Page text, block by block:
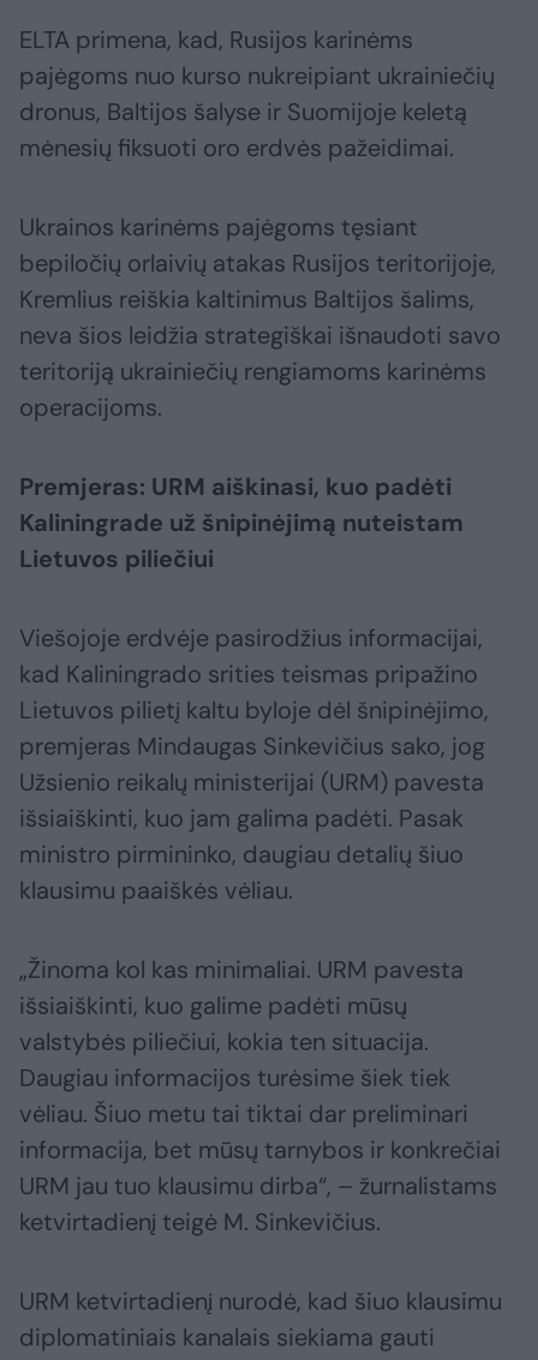
ELTA primena, kad, Rusijos karinėms
pajėgoms nuo kurso nukreipiant ukrainiečių
dronus, Baltijos šalyse ir Suomijoje keletą
mėnesių fiksuoti oro erdvės pažeidimai.
Ukrainos karinėms pajėgoms tęsiant
bepiločių orlaivių atakas Rusijos teritorijoje,
Kremlius reiškia kaltinimus Baltijos šalims,
neva šios leidžia strategiškai išnaudoti savo
teritoriją ukrainiečių rengiamoms karinėms
operacijoms.
Premjeras: URM aiškinasi, kuo padėti
Kaliningrade už šnipinėjimą nuteistam
Lietuvos piliečiui
Viešojoje erdvėje pasirodžius informacijai,
kad Kaliningrado srities teismas pripažino
Lietuvos pilietį kaltu byloje dėl šnipinėjimo,
premjeras Mindaugas Sinkevičius sako, jog
Užsienio reikalų ministerijai (URM) pavesta
išsiaiškinti, kuo jam galima padėti. Pasak
ministro pirmininko, daugiau detalių šiuo
klausimu paaiškės vėliau.
„Žinoma kol kas minimaliai. URM pavesta
išsiaiškinti, kuo galime padėti mūsų
valstybės piliečiui, kokia ten situacija.
Daugiau informacijos turėsime šiek tiek
vėliau. Šiuo metu tai tiktai dar preliminari
informacija, bet mūsų tarnybos ir konkrečiai
URM jau tuo klausimu dirba“, – žurnalistams
ketvirtadienį teigė M. Sinkevičius.
URM ketvirtadienį nurodė, kad šiuo klausimu
diplomatiniais kanalais siekiama gauti